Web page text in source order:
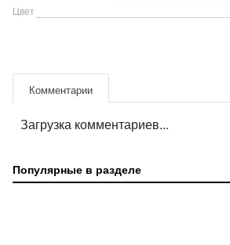
Цвет
Комментарии
Загрузка комментариев...
Популярные в разделе